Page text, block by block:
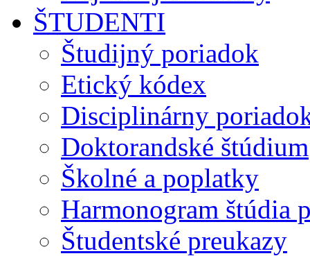
ŠTUDENTI
Študijný poriadok
Etický kódex
Disciplinárny
Doktorandské štúdium
Školné a poplatky
Harmonogram štúdia
Študentské preukazy